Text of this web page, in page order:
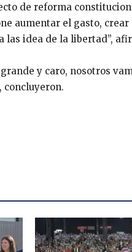
de reforma
aumentar el gasto,
las idea de la libertad”,
y caro, nosotros
concluyeron.